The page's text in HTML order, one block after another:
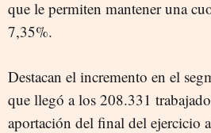
que le permiten mantener una
7,35%.
Destacan el incremento en el
que llegó a los 208.331
aportación del final del ejercicio